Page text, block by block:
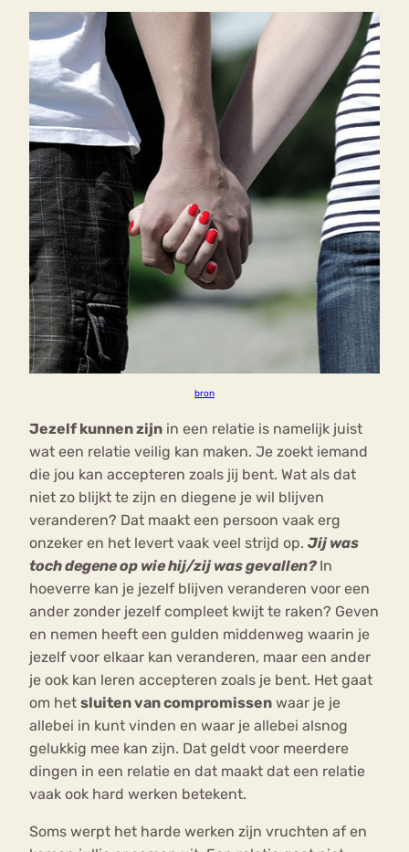
bron
Jezelf kunnen zijn in een relatie is namelijk juist
wat een relatie veilig kan maken. Je zoekt iemand
die jou kan accepteren zoals jij bent. Wat als dat
niet zo blijkt te zijn en diegene je wil blijven
veranderen? Dat maakt een persoon vaak erg
onzeker en het levert vaak veel strijd op. Jij was
toch degene op wie hij/zij was gevallen? In
hoeverre kan je jezelf blijven veranderen voor een
ander zonder jezelf compleet kwijt te raken? Geven
en nemen heeft een gulden middenweg waarin je
jezelf voor elkaar kan veranderen, maar een ander
je ook kan leren accepteren zoals je bent. Het gaat
om het sluiten van compromissen waar je je
allebei in kunt vinden en waar je allebei alsnog
gelukkig mee kan zijn. Dat geldt voor meerdere
dingen in een relatie en dat maakt dat een relatie
vaak ook hard werken betekent.
Soms werpt het harde werken zijn vruchten af en